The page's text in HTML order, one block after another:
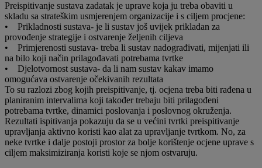
Preispitivanje sustava zadatak je uprave koja ju treba obaviti u
skladu sa strateškim usmjerenjem organizacije i s ciljem procjene:
• Prikladnosti sustava- je li sustav još uvijek prikladan za
provođenje strategije i ostvarenje željenih ciljeva
• Primjerenosti sustava- treba li sustav nadograđivati, mijenjati ili
na bilo koji način prilagođavati potrebama tvrtke
• Djelotvornost sustava- da li nam sustav kakav imamo
omogućava ostvarenje očekivanih rezultata
To su razlozi zbog kojih preispitivanje, tj. ocjena treba biti rađena u
planiranim intervalima koji također trebaju biti prilagođeni
potrebama tvrtke, dinamici poslovanja i poslovnog okruženja.
Rezultati ispitivanja pokazuju da se u većini tvrtki preispitivanje
upravljanja aktivno koristi kao alat za upravljanje tvrtkom. No, za
neke tvrtke i dalje postoji prostor za bolje korištenje ocjene uprave s
ciljem maksimiziranja koristi koje se njom ostvaruju.